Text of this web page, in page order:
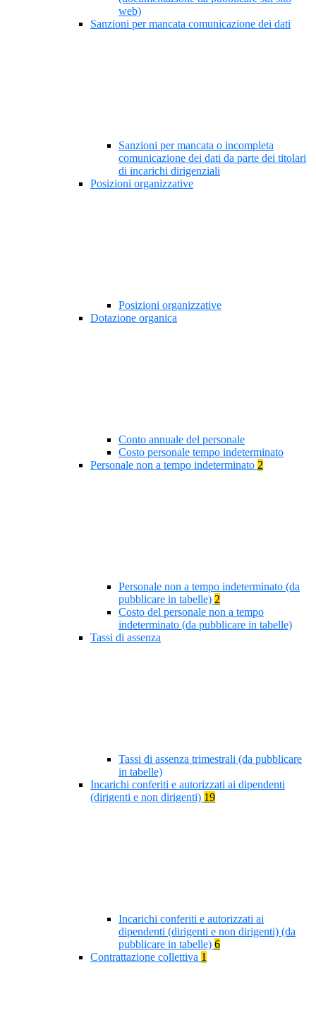
web)
Sanzioni per mancata comunicazione dei dati
Sanzioni per mancata o incompleta
comunicazione dei dati da parte dei titolari
di incarichi dirigenziali
Posizioni organizzative
Posizioni organizzative
Dotazione organica
Conto annuale del personale
Costo personale tempo indeterminato
Personale non a tempo indeterminato 2
Personale non a tempo indeterminato (da
pubblicare in tabelle) 2
Costo del personale non a tempo
indeterminato (da pubblicare in tabelle)
Tassi di assenza
Tassi di assenza trimestrali (da pubblicare
in tabelle)
Incarichi conferiti e autorizzati ai dipendenti
(dirigenti e non dirigenti) 19
Incarichi conferiti e autorizzati ai
dipendenti (dirigenti e non dirigenti) (da
pubblicare in tabelle) 6
Contrattazione collettiva 1